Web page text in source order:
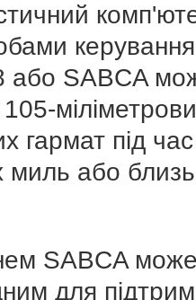
керування
або SABCA
105-
гармат під
миль або
SABCA
для